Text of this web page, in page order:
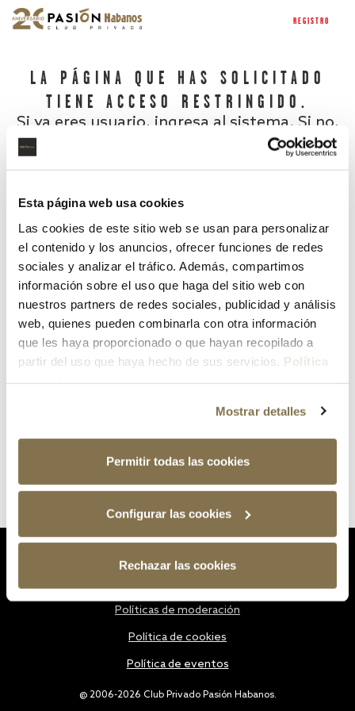
Esta página web usa cookies
Las cookies de este sitio web se usan para personalizar
el contenido y los anuncios, ofrecer funciones de redes
sociales y analizar el tráfico. Además, compartimos
información sobre el uso que haga del sitio web con
nuestros partners de redes sociales, publicidad y análisis
web, quienes pueden combinarla con otra información
que les haya proporcionado o que hayan recopilado a
partir del uso que haya hecho de sus servicios. Política
Mostrar detalles
Permitir todas las cookies
Configurar las cookies
Rechazar las cookies
REGISTRO
LA PÁGINA QUE HAS SOLICITADO
TIENE ACCESO RESTRINGIDO.
Si ya eres usuario, ingresa al sistema. Si no,
¿Has olvidado tu contraseña?
@ 2006-2026 Club Privado Pasión Habanos.
Políticas de moderación
Política de cookies
Política de eventos